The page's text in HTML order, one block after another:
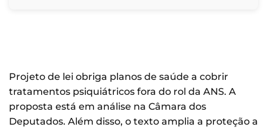
Projeto de lei obriga planos de saúde a cobrir
tratamentos psiquiátricos fora do rol da ANS. A
proposta está em análise na Câmara dos
Deputados. Além disso, o texto amplia a proteção a